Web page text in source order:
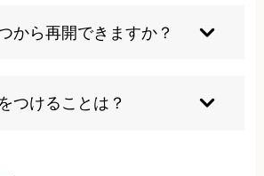
明します。
には外科的切除が検討されるこ
かし、多くの場合は手術を避け
ます。
から再開できますか？
的に再開することが重要です。
つけることは？
運動で膝周囲の筋力を維持する